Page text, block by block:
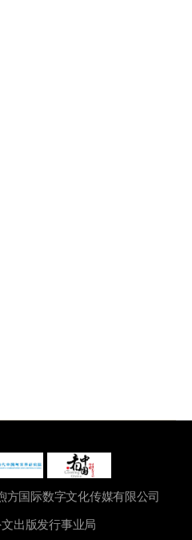
国际数字文化传媒有限公司
出版发行事业局